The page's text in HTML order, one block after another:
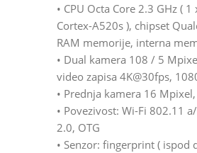
• CPU Octa Core 2.3 GHz (
Cortex-A520s ), chipset
RAM memorije, interna
• Dual kamera 108 / 5
video zapisa 4K@30fps,
• Prednja kamera 16
• Povezivost: Wi-Fi 802.11
2.0, OTG
• Senzor: fingerprint (